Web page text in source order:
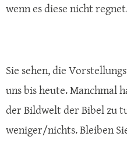
wenn es diese nicht
Sie sehen, die
uns bis heute. Manchmal
der Bildwelt der Bibel zu
weniger/nichts. Bleiben